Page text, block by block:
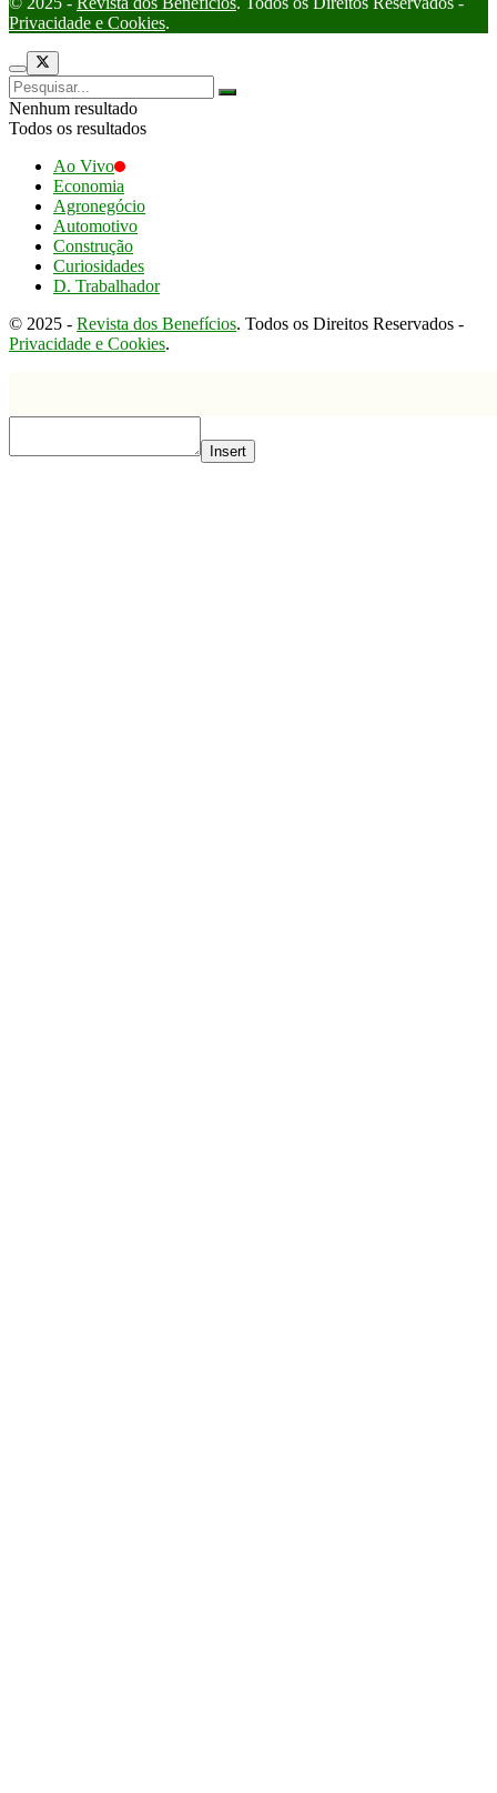
Privacidade e Cookies.
Nenhum resultado
Todos os resultados
Ao Vivo
Economia
Agronegócio
Automotivo
Construção
Curiosidades
D. Trabalhador
© 2025 - Revista dos Benefícios. Todos os Direitos Reservados -
Privacidade e Cookies.
Insert